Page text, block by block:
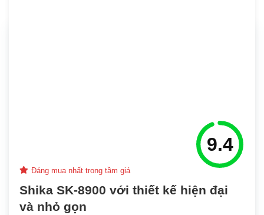
9.4
Đáng mua nhất trong tầm giá
Shika SK-8900 với thiết kế hiện đại
và nhỏ gọn